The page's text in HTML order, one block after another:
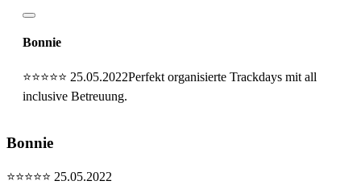
Bonnie
⭐⭐⭐⭐⭐ 25.05.2022Perfekt organisierte Trackdays mit all
inclusive Betreuung.
Bonnie
⭐⭐⭐⭐⭐ 25.05.2022